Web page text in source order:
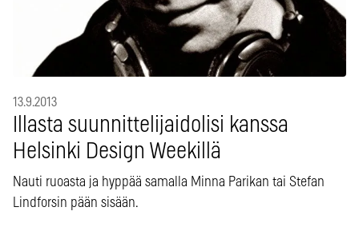
13.9.2013
Illasta suunnittelijaidolisi kanssa
Helsinki Design Weekillä
Nauti ruoasta ja hyppää samalla Minna Parikan tai Stefan
Lindforsin pään sisään.